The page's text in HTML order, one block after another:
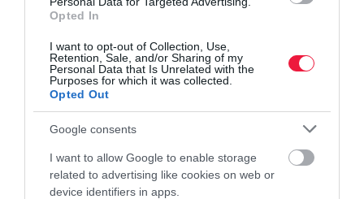
Opted In
I want to opt-out of Collection, Use,
Retention, Sale, and/or Sharing of my
Personal Data that Is Unrelated with the
Purposes for which it was collected.
Opted Out
Google consents
I want to allow Google to enable storage
related to advertising like cookies on web or
device identifiers in apps.